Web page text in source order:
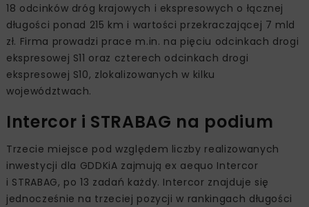
18 odcinków dróg krajowych i ekspresowych o łącznej
długości ponad 215 km i wartości przekraczającej 7 mld
zł. Firma prowadzi prace m.in. na pięciu odcinkach drogi
ekspresowej S11 oraz czterech odcinkach drogi
ekspresowej S10, zlokalizowanych w kilku
województwach.
Intercor i STRABAG na podium
Trzecie miejsce pod względem liczby realizowanych
inwestycji dla GDDKiA zajmują ex aequo Intercor
i STRABAG, po 13 zadań każdy. Intercor znajduje się
jednocześnie na trzeciej pozycji w rankingach długości